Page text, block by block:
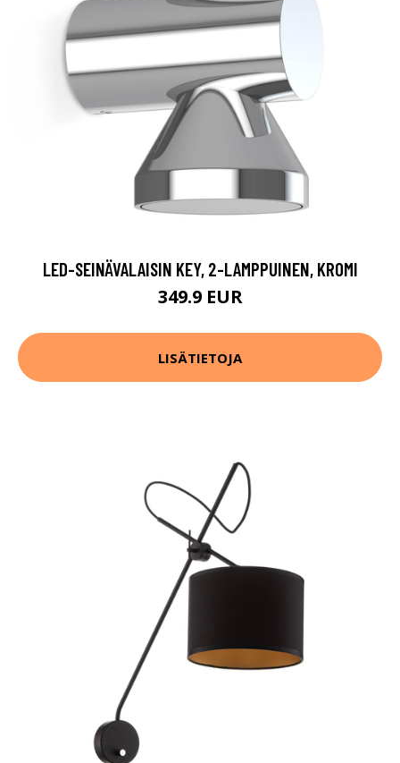
LED-SEINÄVALAISIN KEY, 2-LAMPPUINEN, KROMI
349.9 EUR
LISÄTIETOJA